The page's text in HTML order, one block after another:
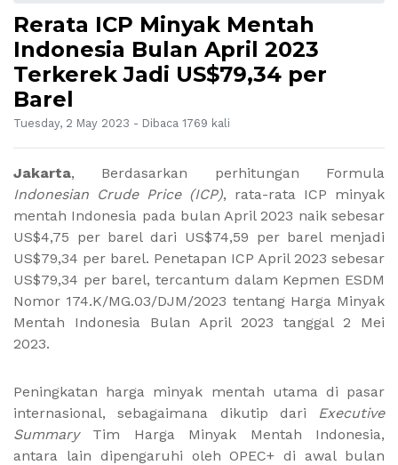
Rerata ICP Minyak Mentah
Indonesia Bulan April 2023
Terkerek Jadi US$79,34 per
Barel
Tuesday, 2 May 2023 - Dibaca 1769 kali
Jakarta, Berdasarkan perhitungan Formula
Indonesian Crude Price (ICP), rata-rata ICP minyak
mentah Indonesia pada bulan April 2023 naik sebesar
US$4,75 per barel dari US$74,59 per barel menjadi
US$79,34 per barel. Penetapan ICP April 2023 sebesar
US$79,34 per barel, tercantum dalam Kepmen ESDM
Nomor 174.K/MG.03/DJM/2023 tentang Harga Minyak
Mentah Indonesia Bulan April 2023 tanggal 2 Mei
2023.
Peningkatan harga minyak mentah utama di pasar
internasional, sebagaimana dikutip dari
Executive
SummaryTim Harga Minyak Mentah Indonesia,
antara lain dipengaruhi oleh OPEC+ di awal bulan